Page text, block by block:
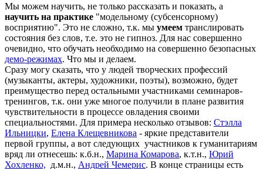
Мы можем научить, не только рассказать и показать, а
научить на практике "модельному (субсенсорному)
восприятию". Это не сложно, т.к. мы умеем транслировать
состояния без слов, т.е. это не гипноз. Для нас совершенно
очевидно, что обучать необходимо на совершенно безопасных
демо-режимах. Что мы и делаем.
Сразу могу сказать, что у людей творческих профессий
(музыканты, актеры, художники, поэты), возможно, будет
преимущество перед остальными участниками семинаров-
тренингов, т.к. они уже многое получили в плане развития
чувствительности в процессе овладения своими
специальностями. Для примера несколько отзывов: Стэлла
Ильницки, Елена Клещевникова - яркие представители
первой группы, а вот следующих участников к гуманитариям
вряд ли отнесешь: к.б.н., Марина Комарова, к.т.н., Юрий
Хохленко, д.м.н., Андрей Чемерис. В конце страницы есть